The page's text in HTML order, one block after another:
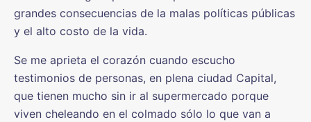
grandes consecuencias de la malas políticas públicas
y el alto costo de la vida.
Se me aprieta el corazón cuando escucho
testimonios de personas, en plena ciudad Capital,
que tienen mucho sin ir al supermercado porque
viven cheleando en el colmado sólo lo que van a